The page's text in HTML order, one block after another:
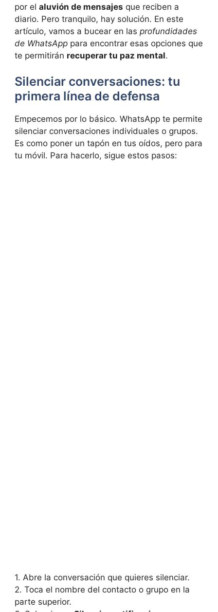
por el aluvión de mensajes que reciben a
diario. Pero tranquilo, hay solución. En este
artículo, vamos a bucear en las profundidades
de WhatsApp para encontrar esas opciones que
te permitirán recuperar tu paz mental.
Silenciar conversaciones: tu
primera línea de defensa
Empecemos por lo básico. WhatsApp te permite
silenciar conversaciones individuales o grupos.
Es como poner un tapón en tus oídos, pero para
tu móvil. Para hacerlo, sigue estos pasos:
1. Abre la conversación que quieres silenciar.
2. Toca el nombre del contacto o grupo en la
parte superior.